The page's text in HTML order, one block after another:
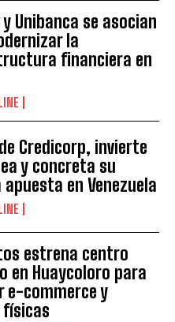
Unibanca se asocian
la
financiera en
Credicorp, invierte
y concreta su
en Venezuela
estrena centro
en Huaycoloro para
e-commerce y